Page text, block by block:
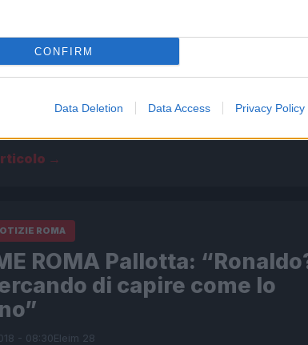
CONFIRM
Data Deletion Data Access Privacy Policy
- 19:35Stefano Ferrera
portare Cristiano Ronaldo alla Roma sembra
L’altalenarsi di notizie e sensazioni, allo stato
→
ROMA
ROMA Pallotta:
di capire come lo
- 08:30Eleim 28